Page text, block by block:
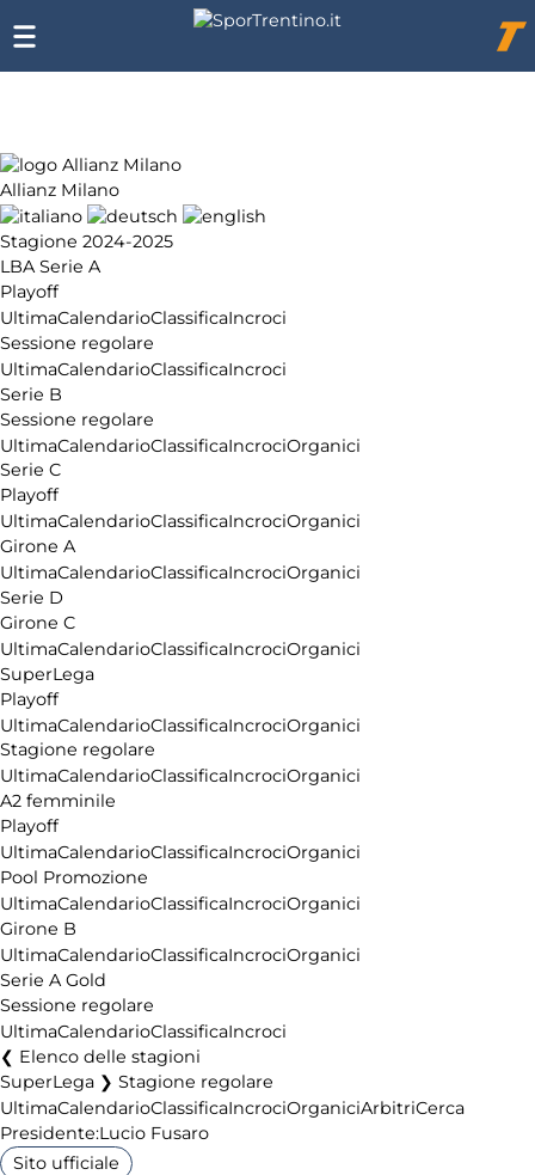
Allianz Milano
Stagione 2024-2025
LBA Serie A
Playoff
UltimaCalendarioClassificaIncroci
Sessione regolare
UltimaCalendarioClassificaIncroci
Serie B
Sessione regolare
UltimaCalendarioClassificaIncrociOrganici
Serie C
Playoff
UltimaCalendarioClassificaIncrociOrganici
Girone A
UltimaCalendarioClassificaIncrociOrganici
Serie D
Girone C
UltimaCalendarioClassificaIncrociOrganici
SuperLega
Playoff
UltimaCalendarioClassificaIncrociOrganici
Stagione regolare
UltimaCalendarioClassificaIncrociOrganici
A2 femminile
Playoff
UltimaCalendarioClassificaIncrociOrganici
Pool Promozione
UltimaCalendarioClassificaIncrociOrganici
Girone B
UltimaCalendarioClassificaIncrociOrganici
Serie A Gold
Sessione regolare
UltimaCalendarioClassificaIncroci
Elenco delle stagioni
SuperLega ❯ Stagione regolare
UltimaCalendarioClassificaIncrociOrganiciArbitriCerca
Presidente:Lucio Fusaro
Sito ufficiale
Chi
siamo
Affiliazione